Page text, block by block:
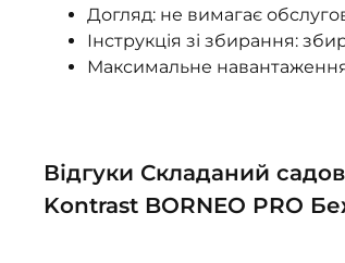
Догляд: не вимагає
Інструкція зі збирання:
Максимальне
Відгуки Складаний
Kontrast BORNEO PRO